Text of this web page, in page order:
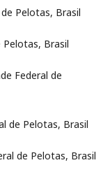
Pelotas, Brasil
Pelotas, Brasil
Federal de
de Pelotas, Brasil
de Pelotas, Brasil